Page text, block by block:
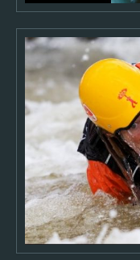
2007
2006
2005
O AUTOROVI